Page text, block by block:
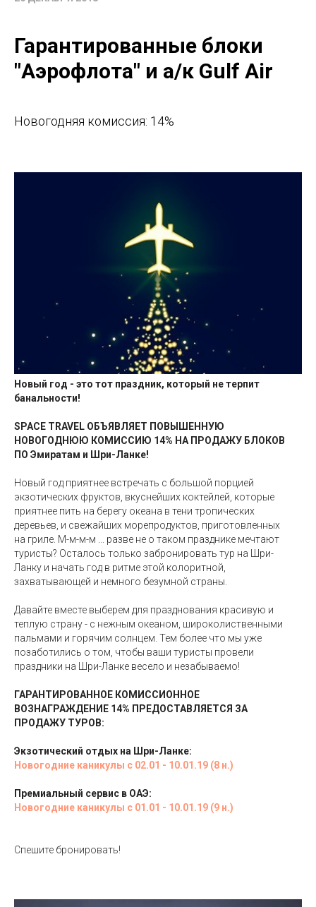
Гарантированные блоки
"Аэрофлота" и а/к Gulf Air
Новогодняя комиссия: 14%
Новый год - это тот праздник, который не терпит
банальности!
SPACE TRAVEL ОБЪЯВЛЯЕТ ПОВЫШЕННУЮ
НОВОГОДНЮЮ КОМИССИЮ 14% НА ПРОДАЖУ БЛОКОВ
ПО Эмиратам и Шри-Ланке!
Новый год приятнее встречать с большой порцией
экзотических фруктов, вкуснейших коктейлей, которые
приятнее пить на берегу океана в тени тропических
деревьев, и свежайших морепродуктов, приготовленных
на гриле. М-м-м-м ... разве не о таком празднике мечтают
туристы? Осталось только забронировать тур на Шри-
Ланку и начать год в ритме этой колоритной,
захватывающей и немного безумной страны.
Давайте вместе выберем для празднования красивую и
теплую страну - с нежным океаном, широколиственными
пальмами и горячим солнцем. Тем более что мы уже
позаботились о том, чтобы ваши туристы провели
праздники на Шри-Ланке весело и незабываемо!
ГАРАНТИРОВАННОЕ КОМИССИОННОЕ
ВОЗНАГРАЖДЕНИЕ 14% ПРЕДОСТАВЛЯЕТСЯ ЗА
ПРОДАЖУ ТУРОВ:
Экзотический отдых на Шри-Ланке:
Новогодние каникулы с 02.01 - 10.01.19 (8 н.)
Премиальный сервис в ОАЭ:
Новогодние каникулы с 01.01 - 10.01.19 (9 н.)
Спешите бронировать!